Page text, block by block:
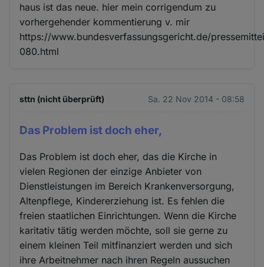
haus ist das neue. hier mein corrigendum zu
vorhergehender kommentierung v. mir
https://www.bundesverfassungsgericht.de/
080.html
sttn (nicht überprüft) Sa. 22 Nov 2014 - 08:58
Das Problem ist doch eher,
Das Problem ist doch eher, das die Kirche in
vielen Regionen der einzige Anbieter von
Dienstleistungen im Bereich Krankenversorgung,
Altenpflege, Kindererziehung ist. Es fehlen die
freien staatlichen Einrichtungen. Wenn die Kirche
karitativ tätig werden möchte, soll sie gerne zu
einem kleinen Teil mitfinanziert werden und sich
ihre Arbeitnehmer nach ihren Regeln aussuchen